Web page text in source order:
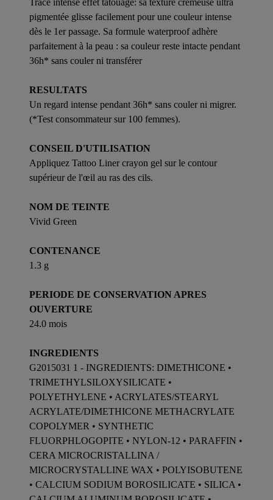
Tracé intense effet tatouage: sa texture crémeuse ultra
pigmentée glisse facilement pour une couleur intense
dès le 1er passage. Sa formule waterproof adhère
parfaitement à la peau : sa couleur reste intacte pendant
36h* sans couler ni transférer
RESULTATS
Un regard intense pendant 36h* sans couler ni migrer.
(*Test consommateur sur 100 femmes).
CONSEIL D'UTILISATION
Appliquez Tattoo Liner crayon gel sur le contour
supérieur de l'œil au ras des cils.
NOM DE TEINTE
Vivid Green
CONTENANCE
1.3 g
PERIODE DE CONSERVATION APRES
OUVERTURE
24.0 mois
INGREDIENTS
G2015031 1 - INGREDIENTS: DIMETHICONE •
TRIMETHYLSILOXYSILICATE •
POLYETHYLENE • ACRYLATES/STEARYL
ACRYLATE/DIMETHICONE METHACRYLATE
COPOLYMER • SYNTHETIC
FLUORPHLOGOPITE • NYLON-12 • PARAFFIN •
CERA MICROCRISTALLINA /
MICROCRYSTALLINE WAX • POLYISOBUTENE
• CALCIUM SODIUM BOROSILICATE • SILICA •